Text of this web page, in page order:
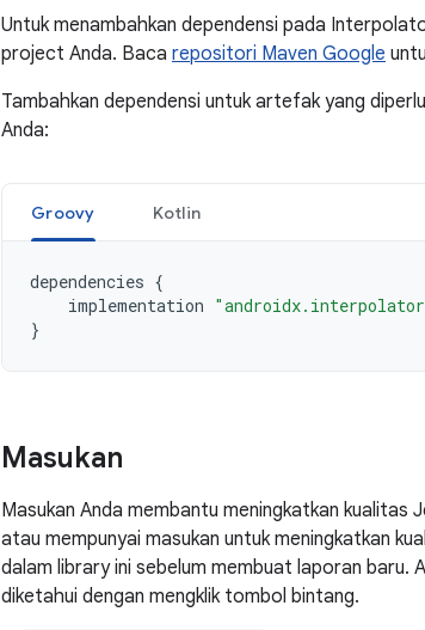
Untuk menambahkan dependensi pada
project Anda. Baca repositori Maven Google
Tambahkan dependensi untuk artefak yang
Anda:
Groovy Kotlin
dependencies {
implementation
}
Masukan
Masukan Anda membantu meningkatkan kualitas
atau mempunyai masukan untuk meningkatkan
dalam library ini sebelum membuat laporan baru.
diketahui dengan mengklik tombol bintang.